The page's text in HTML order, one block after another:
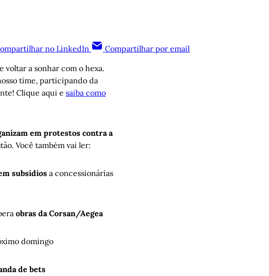
no LinkedIn Compartilhar por email
voltar a sonhar com o hexa.
time, participando da
Clique aqui e saiba como
em protestos contra a
Você também vai ler:
subsídiosa concessionárias
obras da Corsan/Aegea
domingo
de bets